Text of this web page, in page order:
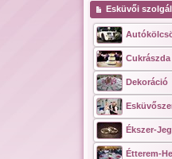
Esküvői
Cukrászda
Dekoráció
Ékszer-
Étterem-